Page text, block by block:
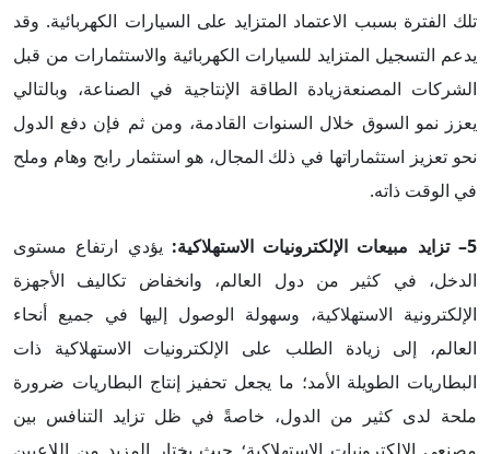
تلك الفترة بسبب الاعتماد المتزايد على السيارات الكهربائية. وقد
يدعم التسجيل المتزايد للسيارات الكهربائية والاستثمارات من قبل
الشركات المصنعةزيادة الطاقة الإنتاجية في الصناعة، وبالتالي
يعزز نمو السوق خلال السنوات القادمة، ومن ثم فإن دفع الدول
نحو تعزيز استثماراتها في ذلك المجال، هو استثمار رابح وهام وملح
في الوقت ذاته.
5– تزايد مبيعات الإلكترونيات الاستهلاكية:
يؤدي ارتفاع مستوى
الدخل، في كثير من دول العالم، وانخفاض تكاليف الأجهزة
الإلكترونية الاستهلاكية، وسهولة الوصول إليها في جميع أنحاء
العالم، إلى زيادة الطلب على الإلكترونيات الاستهلاكية ذات
البطاريات الطويلة الأمد؛ ما يجعل تحفيز إنتاج البطاريات ضرورة
ملحة لدى كثير من الدول، خاصةً في ظل تزايد التنافس بين